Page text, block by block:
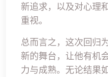
新追求，以及对心理
重视。
总而言之，这次回归
新的舞台，让他有机
力与成熟。无论结果